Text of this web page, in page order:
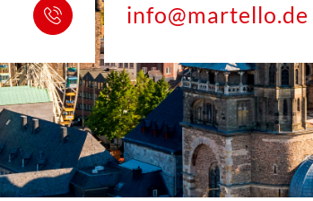
info@martello.de